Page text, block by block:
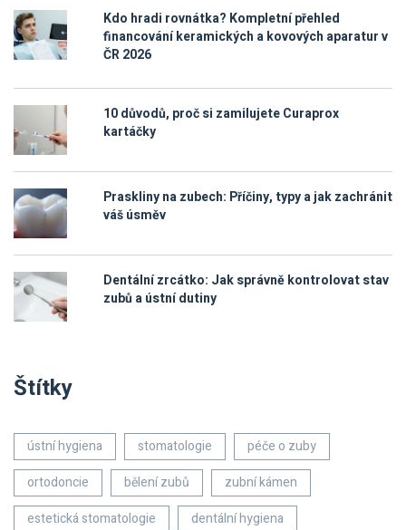
Kdo hradi rovnátka? Kompletní přehled
financování keramických a kovových aparatur v
ČR 2026
10 důvodů, proč si zamilujete Curaprox
kartáčky
Praskliny na zubech: Příčiny, typy a jak zachránit
váš úsměv
Dentální zrcátko: Jak správně kontrolovat stav
zubů a ústní dutiny
Štítky
ústní hygiena stomatologie
péče o zuby
ortodoncie
bělení zubů
zubní kámen
estetická stomatologie
dentální hygiena